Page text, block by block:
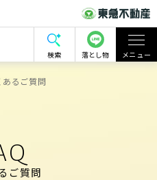
検索 落とし物 メニュー
あるご質問
ご質問